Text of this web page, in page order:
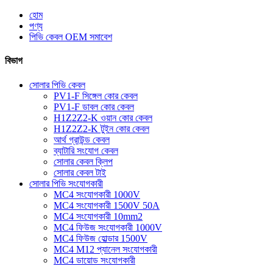
হোম
পণ্য
পিভি কেবল OEM সমাবেশ
বিভাগ
সোলার পিভি কেবল
PV1-F সিঙ্গেল কোর কেবল
PV1-F ডাবল কোর কেবল
H1Z2Z2-K ওয়ান কোর কেবল
H1Z2Z2-K টুইন কোর কেবল
আর্থ গ্রাউন্ড কেবল
ব্যাটারি সংযোগ কেবল
সোলার কেবল ক্লিপ
সোলার কেবল টাই
সোলার পিভি সংযোগকারী
MC4 সংযোগকারী 1000V
MC4 সংযোগকারী 1500V 50A
MC4 সংযোগকারী 10mm2
MC4 ফিউজ সংযোগকারী 1000V
MC4 ফিউজ হোল্ডার 1500V
MC4 M12 প্যানেল সংযোগকারী
MC4 ডায়োড সংযোগকারী